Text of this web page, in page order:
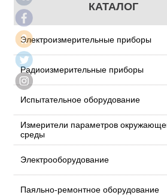
КАТАЛОГ
Электроизмерительные приборы
Радиоизмерительные приборы
Испытательное оборудование
Измерители параметров
среды
Электрооборудование
Паяльно-ремонтное оборудование